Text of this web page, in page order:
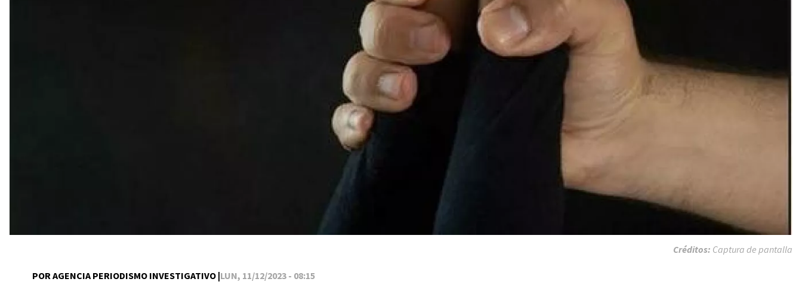
POR AGENCIA PERIODISMO INVESTIGATIVO |LUN, 11/12/2023 - 08:15
Créditos: Captura de pantalla